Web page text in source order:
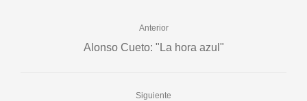
Anterior
Alonso Cueto: "La hora azul"
Siguiente